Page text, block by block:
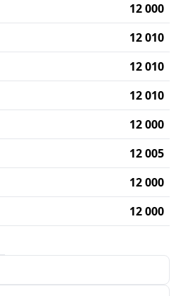
12 000
12 010
12 010
12 010
12 000
12 005
12 000
12 000